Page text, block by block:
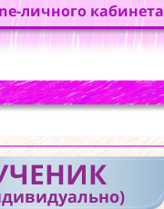
личного кабинета